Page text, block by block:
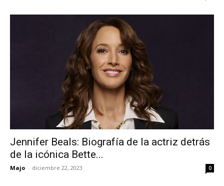
Jennifer Beals: Biografía de la actriz detrás
de la icónica Bette...
Majo - diciembre 22, 2023 0